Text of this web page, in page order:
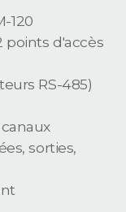
120
points d'accès
RS-485)
sorties,